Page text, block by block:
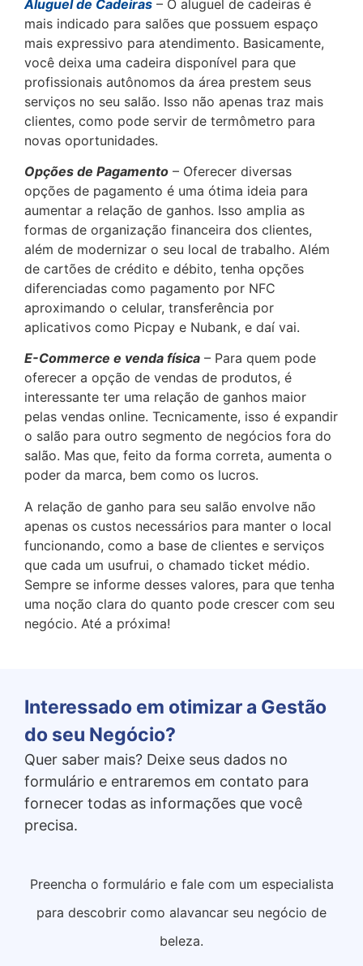
Aluguel de Cadeiras – O aluguel de cadeiras é
mais indicado para salões que possuem espaço
mais expressivo para atendimento. Basicamente,
você deixa uma cadeira disponível para que
profissionais autônomos da área prestem seus
serviços no seu salão. Isso não apenas traz mais
clientes, como pode servir de termômetro para
novas oportunidades.
Opções de Pagamento – Oferecer diversas
opções de pagamento é uma ótima ideia para
aumentar a relação de ganhos. Isso amplia as
formas de organização financeira dos clientes,
além de modernizar o seu local de trabalho. Além
de cartões de crédito e débito, tenha opções
diferenciadas como pagamento por NFC
aproximando o celular, transferência por
aplicativos como Picpay e Nubank, e daí vai.
E-Commerce e venda física – Para quem pode
oferecer a opção de vendas de produtos, é
interessante ter uma relação de ganhos maior
pelas vendas online. Tecnicamente, isso é expandir
o salão para outro segmento de negócios fora do
salão. Mas que, feito da forma correta, aumenta o
poder da marca, bem como os lucros.
A relação de ganho para seu salão envolve não
apenas os custos necessários para manter o local
funcionando, como a base de clientes e serviços
que cada um usufrui, o chamado ticket médio.
Sempre se informe desses valores, para que tenha
uma noção clara do quanto pode crescer com seu
negócio. Até a próxima!
Interessado em otimizar a Gestão
do seu Negócio?
Quer saber mais? Deixe seus dados no
formulário e entraremos em contato para
fornecer todas as informações que você
precisa.
Preencha o formulário e fale com um especialista
para descobrir como alavancar seu negócio de
beleza.